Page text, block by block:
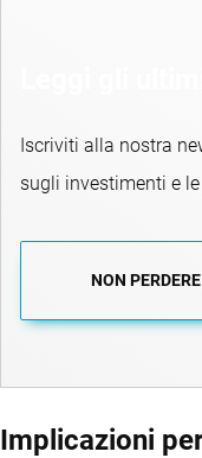
Iscriviti alla nostra
sugli investimenti e
NON
Implicazioni